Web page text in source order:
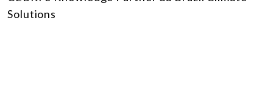
Solutions